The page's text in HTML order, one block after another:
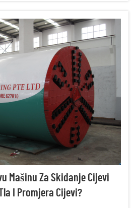
Mašinu Za Skidanje Cijevi
I Promjera Cijevi?